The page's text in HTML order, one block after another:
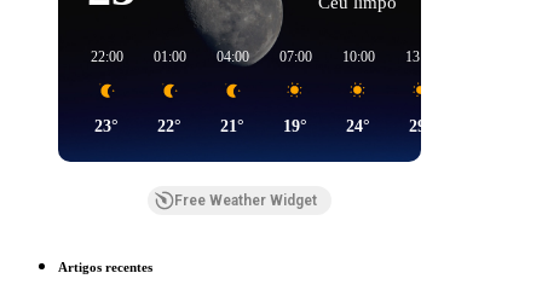
22:00
23°
01:00
22°
04:00
21°
07:00
19°
10:00
24°
13:00
29°
Free Weather Widget
Artigos recentes